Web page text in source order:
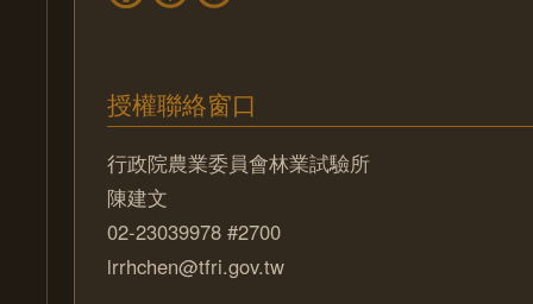
授權聯絡窗口
行政院農業委員會林業試驗所
陳建文
02-23039978 #2700
lrrhchen@tfri.gov.tw